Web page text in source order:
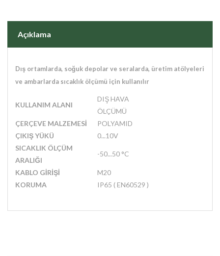
Açıklama
Dış ortamlarda, soğuk depolar ve seralarda, üretim atölyeleri
ve ambarlarda sıcaklık ölçümü için kullanılır
KULLANIM ALANI
DIŞ HAVA
ÖLÇÜMÜ
ÇERÇEVE MALZEMESİ
POLYAMID
ÇIKIŞ YÜKÜ
0...10V
SICAKLIK ÖLÇÜM
ARALIĞI
-50...50 °C
KABLO GİRİŞİ
M20
KORUMA
IP65 ( EN60529 )